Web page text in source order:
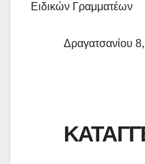
Ειδικών Γραμματέων
Δραγατσανίου